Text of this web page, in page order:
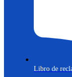
Libro de